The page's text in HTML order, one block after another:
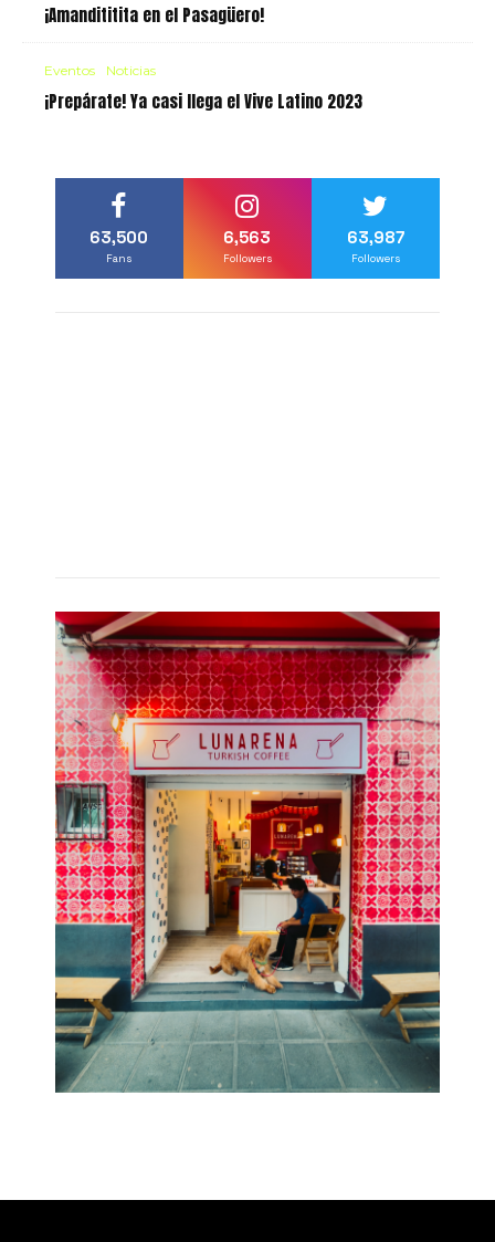
¡Amandititita en el Pasagüero!
Eventos Noticias
¡Prepárate! Ya casi llega el Vive Latino 2023
63,500
Fans
6,563
Followers
63,987
Followers